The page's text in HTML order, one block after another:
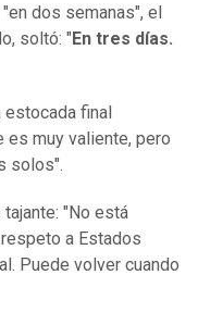
dos semanas", el
soltó: "En tres días.
final
es muy valiente, pero
solos".
"No está
a Estados
Puede volver cuando